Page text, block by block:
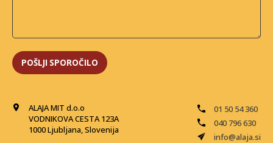
ALAJA MIT d.o.o
VODNIKOVA CESTA 123A
1000 Ljubljana, Slovenija
01 50 54 360
040 796 630
info@alaja.si